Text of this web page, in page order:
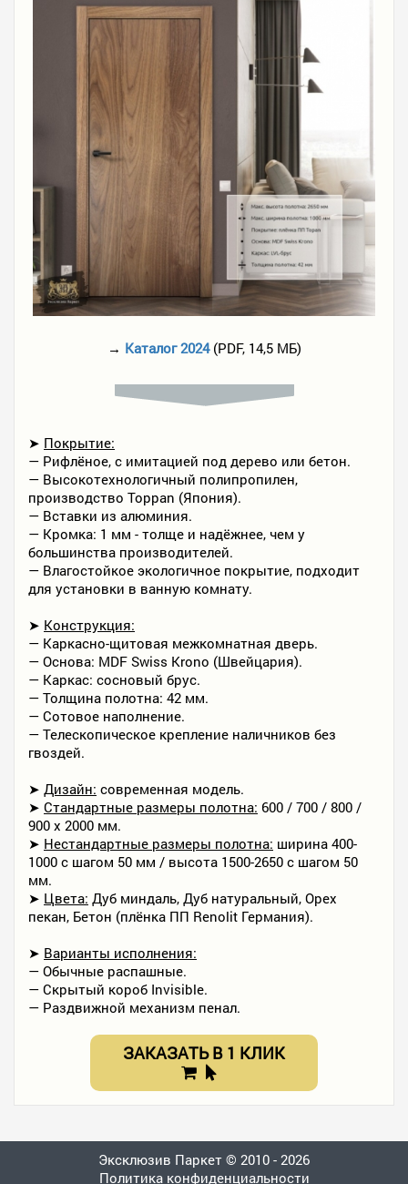
→ Каталог 2024(PDF, 14,5 МБ)
➤ Покрытие:
— Рифлёное, с имитацией под дерево или бетон.
— Высокотехнологичный полипропилен,
производство Toppan (Япония).
— Вставки из алюминия.
— Кромка: 1 мм - толще и надёжнее, чем у
большинства производителей.
— Влагостойкое экологичное покрытие, подходит
для установки в ванную комнату.
➤ Конструкция:
— Каркасно-щитовая межкомнатная дверь.
— Основа: MDF Swiss Krono (Швейцария).
— Каркас: сосновый брус.
— Толщина полотна: 42 мм.
— Сотовое наполнение.
— Телескопическое крепление наличников без
гвоздей.
➤ Дизайн: современная модель.
➤ Стандартные размеры полотна: 600 / 700 / 800 /
900 х 2000 мм.
➤ Нестандартные размеры полотна: ширина 400-
1000 с шагом 50 мм / высота 1500-2650 с шагом 50
мм.
➤ Цвета: Дуб миндаль, Дуб натуральный, Орех
пекан, Бетон (плёнка ПП Renolit Германия).
➤ Варианты исполнения:
— Обычные распашные.
— Скрытый короб Invisible.
— Раздвижной механизм пенал.
ЗАКАЗАТЬ В 1 КЛИК
Эксклюзив Паркет © 2010 - 2026
Политика конфиденциальности